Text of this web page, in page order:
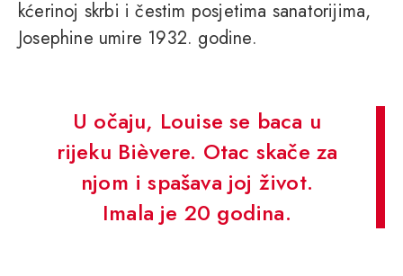
kćerinoj skrbi i čestim posjetima sanatorijima,
Josephine umire 1932. godine.
U očaju, Louise se baca u
rijeku Bièvere. Otac skače za
njom i spašava joj život.
Imala je 20 godina.